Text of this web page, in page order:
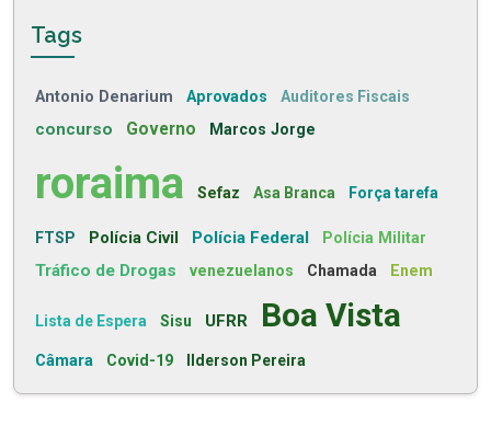
Tags
Antonio Denarium Aprovados Auditores Fiscais
concurso Governo Marcos Jorge
roraima Sefaz Asa Branca Força tarefa
FTSP Polícia Civil Polícia Federal Polícia Militar
Tráfico de Drogas venezuelanos Chamada Enem
Lista de Espera Sisu UFRR Boa Vista
Câmara Covid-19 Ilderson Pereira